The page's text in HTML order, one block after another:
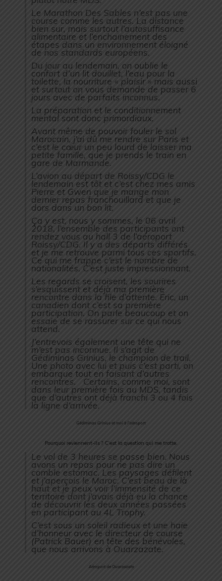
Le Marathon Des Sables n’est pas une
course comme les autres. La distance
bien sur, mais surtout l’autosuffisance
alimentaire et l’enchainement des
étapes dans un environnement éloigné
de nos standards européens.
Du jour au lendemain, on oublie le
confort d’un lit douillet, l’eau pour la
toilette, la nourriture « plaisir » mais aussi
et surtout on vous demande de passer 6
jours avec de parfaits inconnus.
La préparation et le conditionnement
mental sont donc primordiaux.
Avant même de pouvoir fouler le sol
Marocain, j’ai dû me rendre sur Paris et
c’est le cœur un peu lourd de laisser ma
petite famille, que je prends le train en
gare de Marmande.
L’avion au départ de Roissy/CDG le
lendemain est tôt et c’est chez mes amis
Pierre et Gwen que je mange mon
dernier repas franchouillard et que je
dors dans un bon lit.
Ça y est, nous y sommes, le 06 avril
2018, l’ensemble des participants ont
rendez vous au hall 3 de l’aéroport
Roissy/CDG. Il y a des départs différés
et je me retrouve parmi tous ces sportifs.
Ce qui me frappe c’est le nombre de
nationalités. C’est juste impressionnant.
Les regards se croisent, les sourires
s’esquissent et déjà ma première
rencontre dans la file d’attente. Éric, un
canadien dont c’est sa première
participation. On parle beaucoup et on
essaie de se rassurer sur ce qui nous
attend.
J’entrevois également une tête qui ne
m’est pas inconnue. Il s’agit de
Gédiminas Grinius, le champion de trail.
Une photo avec lui et puis c’est parti, on
embarque tout en faisant d’autres
rencontres. Certains, comme moi, sont
dans leur première fois au MDS, tandis
que d’autres ont déjà franchi 3 ou 4 fois
la ligne d’arrivée.
Gédiminas Grinius et moi à l’aéroport
Pourquoi reviennent-ils ? C’est la question qui me trotte.
Le vol de 3 heures se passe bien. Nous
avons un repas pour ne pas dire un
comble estomac. Les paysages défilent
et j’aperçois le Maroc. C’est beau de là
haut et je peux voir l’immensité de ce
territoire dont j’avais déjà eu la chance
de découvrir les deux années passées
en participant au 4L Trophy.
C’est sous un soleil radieux et une haie
d’honneur avec le directeur de course
(Patrick Bauer) en tête des bénévoles,
que nous arrivons à Ouarzazate.
Aéroport de Ouarzazate